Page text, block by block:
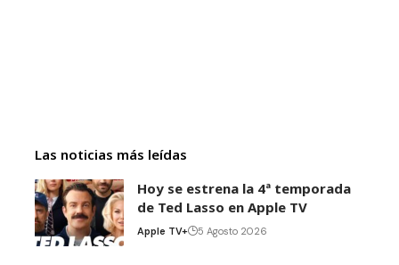
Las noticias más leídas
Hoy se estrena la 4ª temporada
de Ted Lasso en Apple TV
Apple TV+ 5 Agosto 2026